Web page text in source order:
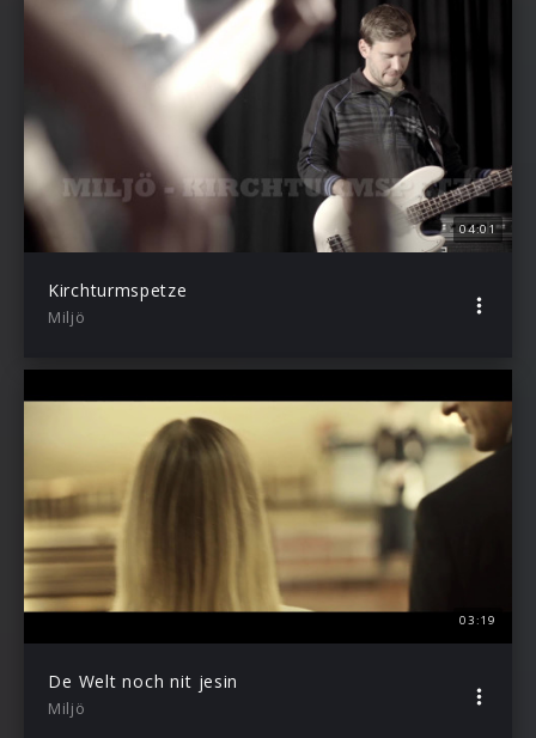
04:01
Kirchturmspetze
Miljö
03:19
De Welt noch nit jesin
Miljö